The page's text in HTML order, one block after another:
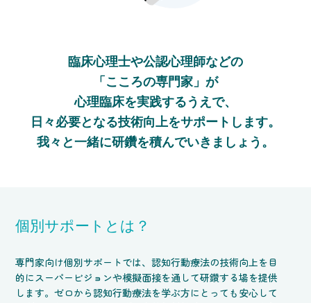
臨床心理士や公認心理師などの
「こころの専門家」が
心理臨床を実践するうえで、
日々必要となる技術向上をサポートします。
我々と一緒に研鑽を積んでいきましょう。
個別サポートとは？
専門家向け個別サポートでは、認知行動療法の技術向上を目
的にスーパービジョンや模擬面接を通して研鑽する場を提供
します。ゼロから認知行動療法を学ぶ方にとっても安心して